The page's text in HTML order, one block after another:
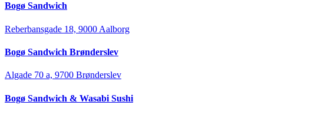
Bogø Sandwich
Reberbansgade 18, 9000 Aalborg
Bogø Sandwich Brønderslev
Algade 70 a, 9700 Brønderslev
Bogø Sandwich & Wasabi Sushi